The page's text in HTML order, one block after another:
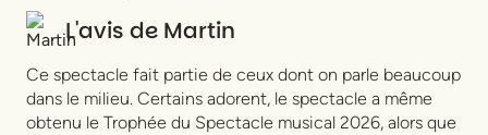
L'avis de Martin
Ce spectacle fait partie de ceux dont on parle beaucoup
dans le milieu. Certains adorent, le spectacle a même
obtenu le Trophée du Spectacle musical 2026, alors que